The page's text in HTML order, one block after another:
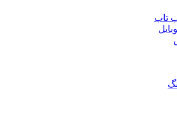
تاپ